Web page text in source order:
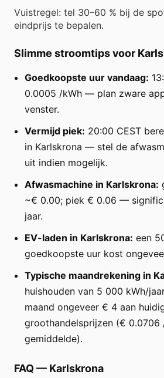
Vuistregel: tel 30–60 % bij de
eindprijs te bepalen.
Slimme stroomtips voor
Goedkoopste uur vandaag:
0.0005 /kWh — plan zware
venster.
Vermijd piek: 20:00 CEST
in Karlskrona — stel de
uit indien mogelijk.
Afwasmachine in Karlskrona:
~€ 0.00; piek € 0.06 —
jaar.
EV-laden in Karlskrona: een
goedkoopste uur kost
Typische maandrekening in
huishouden van 5 000 kWh/
maand ongeveer € 4 aan
groothandelsprijzen (€ 0.0706
gemiddelde).
FAQ — Karlskrona